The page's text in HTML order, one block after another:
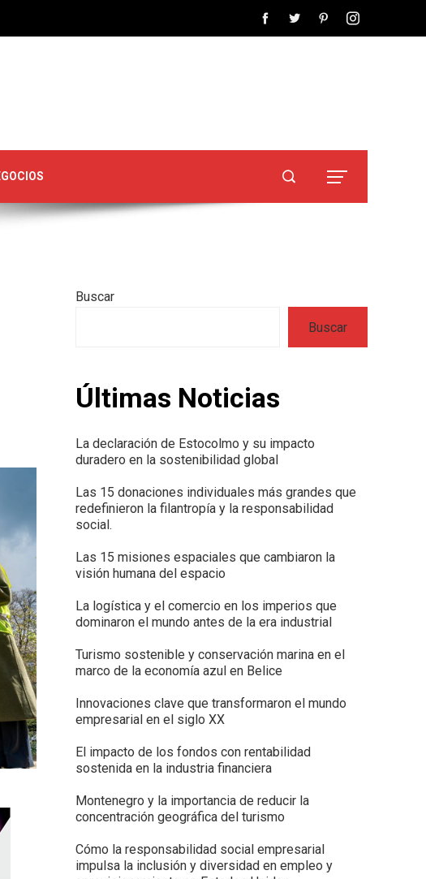
Buscar
Buscar
Últimas Noticias
La declaración de Estocolmo y su impacto
duradero en la sostenibilidad global
Las 15 donaciones individuales más grandes que
redefinieron la filantropía y la responsabilidad
social.
Las 15 misiones espaciales que cambiaron la
visión humana del espacio
La logística y el comercio en los imperios que
dominaron el mundo antes de la era industrial
Turismo sostenible y conservación marina en el
marco de la economía azul en Belice
Innovaciones clave que transformaron el mundo
empresarial en el siglo XX
El impacto de los fondos con rentabilidad
sostenida en la industria financiera
Montenegro y la importancia de reducir la
concentración geográfica del turismo
Cómo la responsabilidad social empresarial
impulsa la inclusión y diversidad en empleo y